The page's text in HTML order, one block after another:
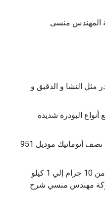
المهندس منسى
مثل النشا و الدقيق و
أنواع البودرة شديدة
ماكينة تعبئة سحلب ، قرفة ، نشا نصف أتوماتيك موديل 951
ماكينة تعبئة بودر نصف أتوماتيك من 10 جرام إلي 1 كيلو
أو أكياس موديل 951 ماركة مهندس منسي شرح